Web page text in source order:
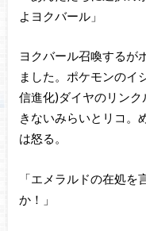
よヨクバール」
ヨクバール召喚するが
ました。ポケモンの
信進化)ダイヤのリン
きないみらいとリコ。
は怒る。
「エメラルドの在処
か！」